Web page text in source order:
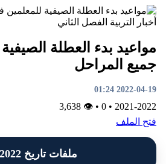
أخبار التربية الفصل الثاني
مواعيد بدء العطلة
جميع المراحل
2022-04-19 01:24
2021-2022
•
0
•
👁 3,638
فتح الملف
ملفات تاريخ 2022-04-18